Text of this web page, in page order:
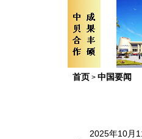
首页 > 中国要闻
2025年10月